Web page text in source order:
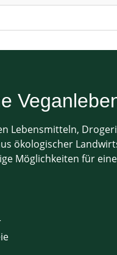
Lebensmitteln,
ökologischer
Möglichkeiten für